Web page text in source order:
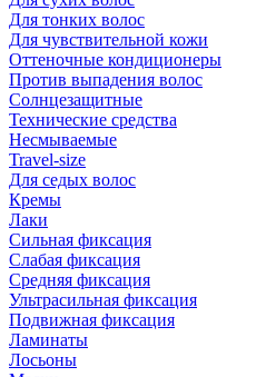
Для тонких волос
Для чувствительной кожи
Оттеночные кондиционеры
Против выпадения волос
Солнцезащитные
Технические средства
Несмываемые
Travel-size
Для седых волос
Кремы
Лаки
Сильная фиксация
Слабая фиксация
Средняя фиксация
Ультрасильная фиксация
Подвижная фиксация
Ламинаты
Лосьоны